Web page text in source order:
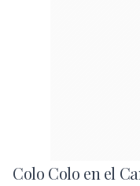
Colo Colo en el